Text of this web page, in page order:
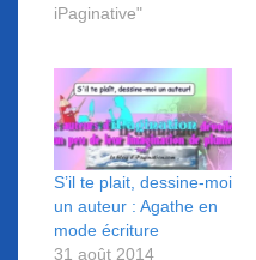
iPaginative"
S’il te plait, dessine-moi
un auteur : Agathe en
mode écriture
31 août 2014